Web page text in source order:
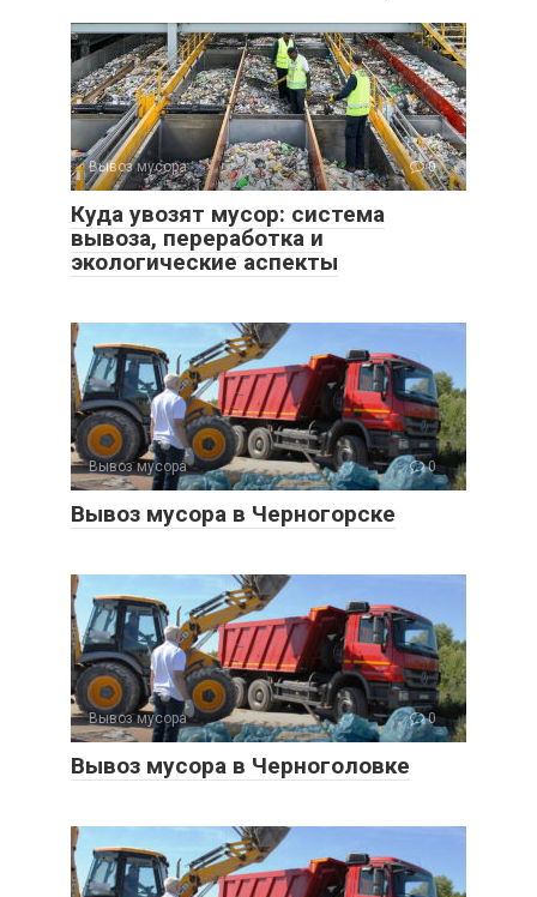
Вывоз мусора 0
Куда увозят мусор: система
вывоза, переработка и
экологические аспекты
Вывоз мусора 0
Вывоз мусора в Черногорске
Вывоз мусора 0
Вывоз мусора в Черноголовке